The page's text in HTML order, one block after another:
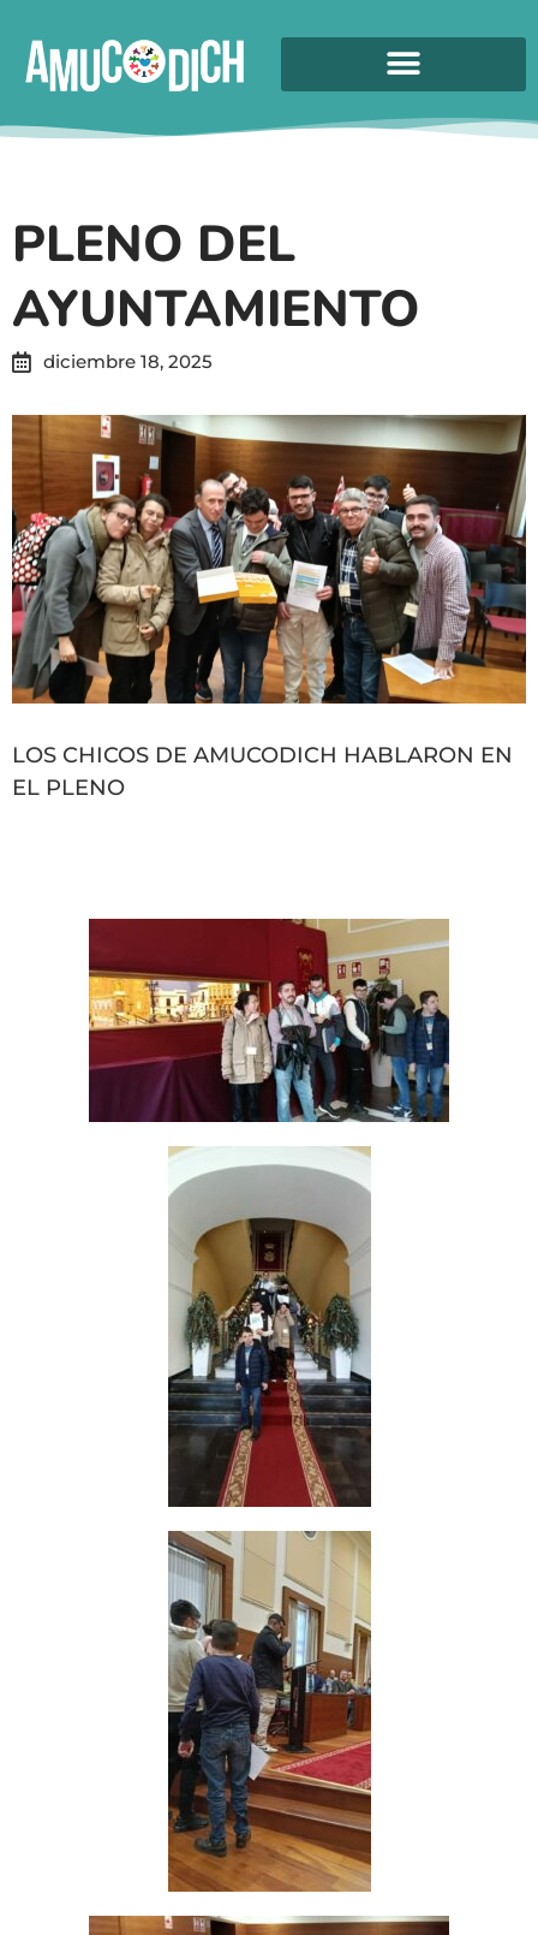
PLENO DEL
AYUNTAMIENTO
diciembre 18, 2025
LOS CHICOS DE AMUCODICH HABLARON EN
EL PLENO